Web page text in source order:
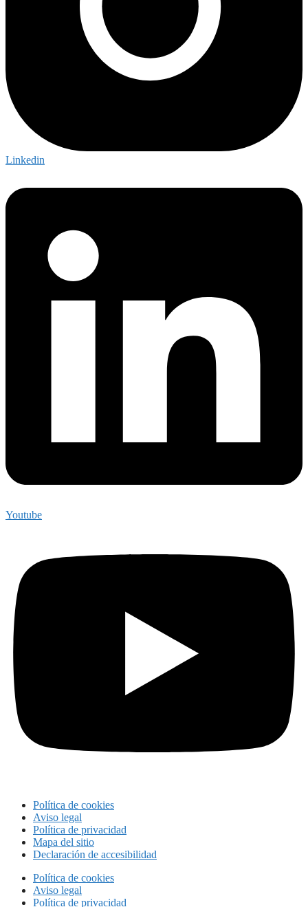
Linkedin
Youtube
Política de cookies
Aviso legal
Política de privacidad
Mapa del sitio
Declaración de accesibilidad
Política de cookies
Aviso legal
Política de privacidad